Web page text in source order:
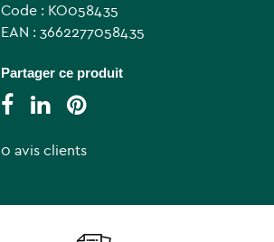
Code : KO058435
EAN : 3662277058435
Partager ce produit
0 avis clients